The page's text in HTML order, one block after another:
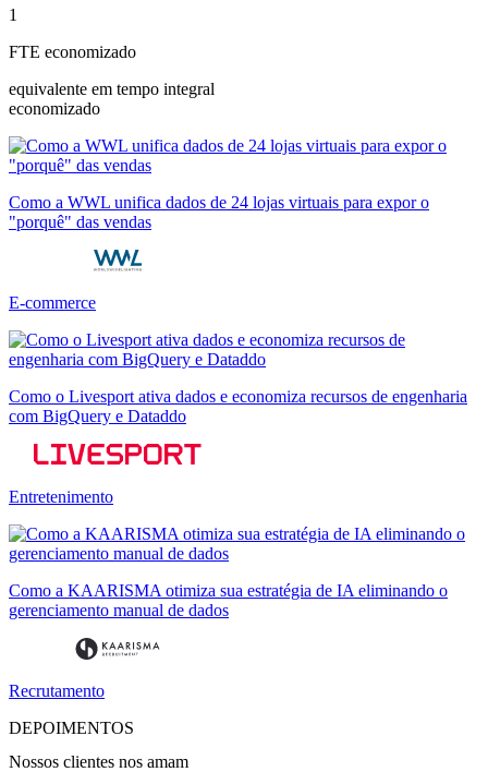
1
FTE economizado
equivalente em tempo integral
economizado
Como a WWL unifica dados de 24 lojas virtuais para expor o
"porquê" das vendas
E-commerce
Como o Livesport ativa dados e economiza recursos de engenharia
com BigQuery e Dataddo
Entretenimento
Como a KAARISMA otimiza sua estratégia de IA eliminando o
gerenciamento manual de dados
Recrutamento
DEPOIMENTOS
Nossos clientes nos amam